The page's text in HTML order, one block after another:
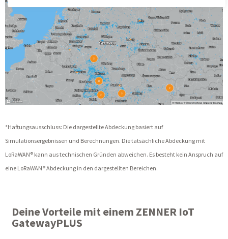
*Haftungsausschluss: Die dargestellte Abdeckung basiert auf
Simulationsergebnissen und Berechnungen. Die tatsächliche Abdeckung mit
LoRaWAN® kann aus technischen Gründen abweichen. Es besteht kein Anspruch auf
eine LoRaWAN® Abdeckung in den dargestellten Bereichen.
Deine Vorteile mit einem ZENNER IoT
GatewayPLUS